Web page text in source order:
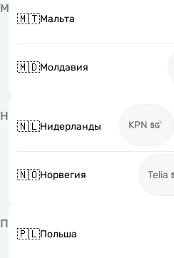
М
🇲🇹Мальта
🇲🇩Молдавия
Н
🇳🇱Нидерланды KPN
🇳🇴Норвегия Telia
П
🇵🇱Польша